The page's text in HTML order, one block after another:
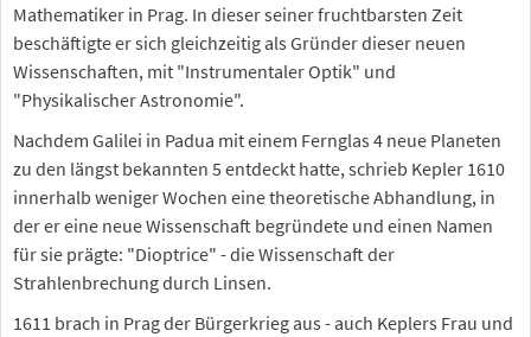
Mathematiker in Prag. In dieser seiner fruchtbarsten Zeit
beschäftigte er sich gleichzeitig als Gründer dieser neuen
Wissenschaften, mit "Instrumentaler Optik" und
"Physikalischer Astronomie".
Nachdem Galilei in Padua mit einem Fernglas 4 neue Planeten
zu den längst bekannten 5 entdeckt hatte, schrieb Kepler 1610
innerhalb weniger Wochen eine theoretische Abhandlung, in
der er eine neue Wissenschaft begründete und einen Namen
für sie prägte: "Dioptrice" - die Wissenschaft der
Strahlenbrechung durch Linsen.
1611 brach in Prag der Bürgerkrieg aus - auch Keplers Frau und